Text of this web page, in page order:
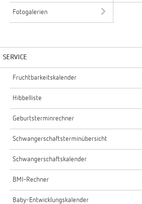
Fotogalerien
SERVICE
Fruchtbarkeitskalender
Hibbelliste
Geburtsterminrechner
Schwangerschaftsterminübersicht
Schwangerschaftskalender
BMI-Rechner
Baby-Entwicklungskalender